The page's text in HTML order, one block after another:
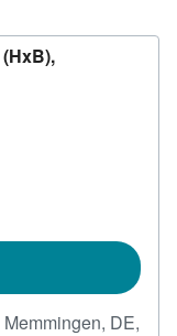
Memmingen, DE,